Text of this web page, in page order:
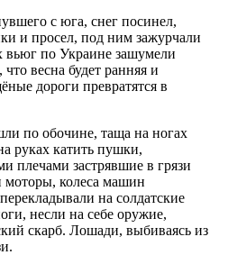
с юга, снег посинел,
и просел, под ним зажурчали
вьюг по Украине зашумели
весна будет ранняя и
дороги превратятся в
по обочине, таща на ногах
руках катить пушки,
плечами застрявшие в грязи
моторы, колеса машин
на солдатские
несли на себе оружие,
скарб. Лошади, выбиваясь из